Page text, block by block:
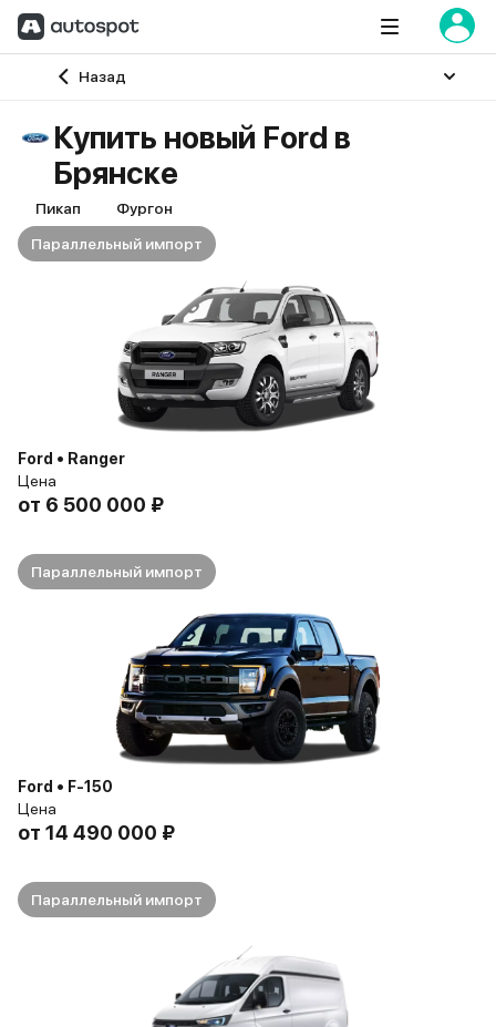
Назад
Главная
Купить новый Ford в
Брянске
Пикап
Фургон
Параллельный импорт
Ford • Ranger
Цена
от 6 500 000 ₽
Параллельный импорт
Ford • F-150
Цена
от 14 490 000 ₽
Параллельный импорт